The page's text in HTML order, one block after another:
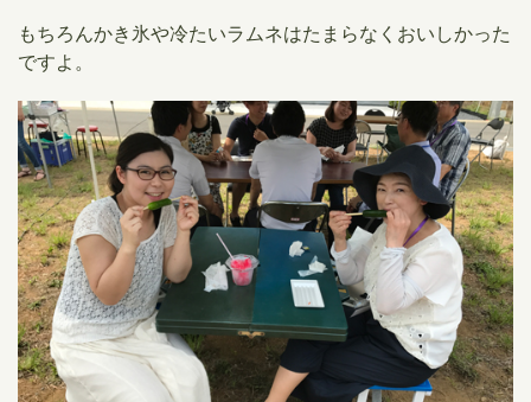
もちろんかき氷や冷たいラムネはたまらなくおいしかった
ですよ。